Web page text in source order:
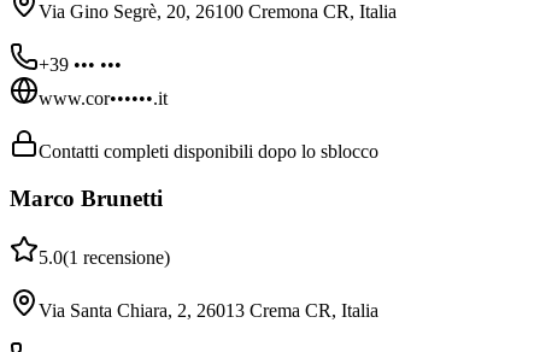
Via Gino Segrè, 20, 26100 Cremona CR, Italia
+39 ••• •••
www.cor••••••.it
Contatti completi disponibili dopo lo sblocco
Marco Brunetti
5.0(1 recensione)
Via Santa Chiara, 2, 26013 Crema CR, Italia